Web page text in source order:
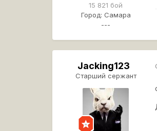
15 821 бой
Город: Самара
---
Jacking123
Старший сержант